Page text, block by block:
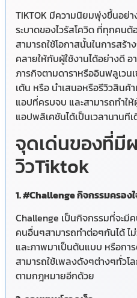
TIKTOK มีความนิยมพุ่งขึ้นอย่
ระบาดของไวรัสโควิด ที่ทุกคน
สามารถใช้โอกาสนั้นในการสร้
คลายให้กับผู้ใช้งานได้อย่างดี อ
ภารกิจตามดาราหรืออินฟลูเวน
เต้น หรือ นำเสนอหรือรีวิวสินค้
แอปที่ครบจบ และสามารถทำใ
แอปพลิเคชันได้เป็นเวลานานที
จุดเด่นของที่มี
วิวTiktok
1. #Challenge กิจกรรมครอง
Challenge เป็นกิจกรรมที่จะมี
คนอื่นๆสามารถทำต่อๆกันได้ ไ
และภาพมาเป็นต้นแบบ หรือกา
สามารถใช้เพลงดังๆต่างๆทั่วโ
ตามกฎหมายอีกด้วย